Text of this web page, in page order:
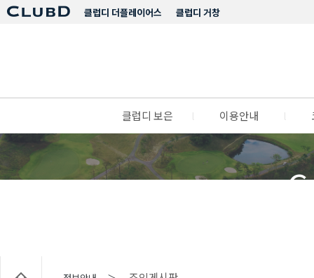
클럽디 거창
클럽디 더플레이어스
클럽디 보은 이용안내